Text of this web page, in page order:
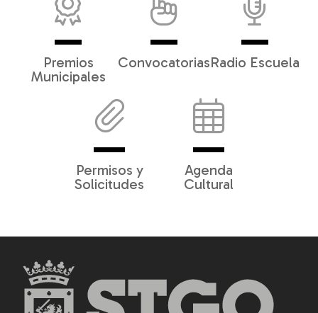
Premios
Municipales
ConvocatoriasRadio Escuela
Permisos y
Solicitudes
Agenda
Cultural